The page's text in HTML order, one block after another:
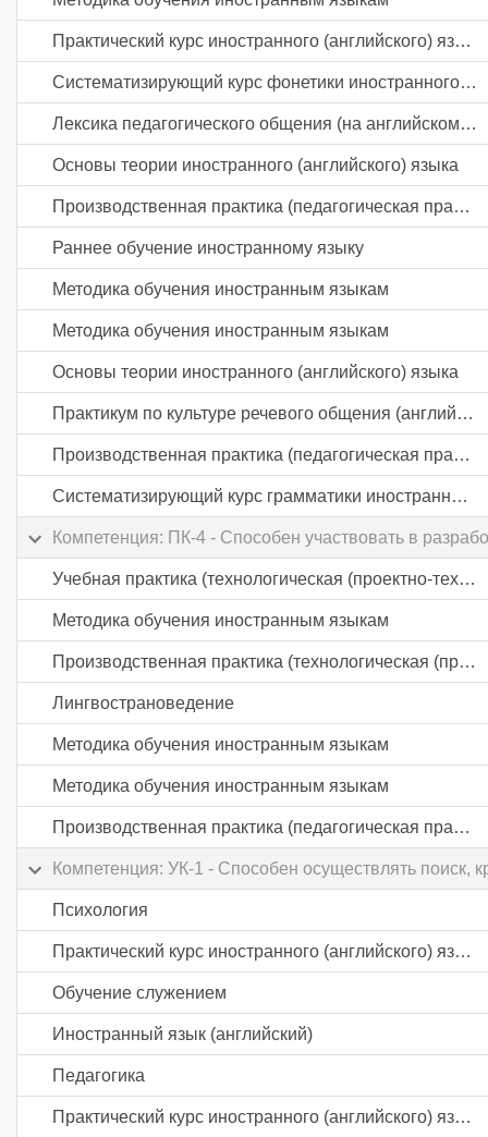
Практический курс иностранного (английского) языка
Систематизирующий курс фонетики иностранного (английского) языка
Лексика педагогического общения (на английском языке)
Основы теории иностранного (английского) языка
Производственная практика (педагогическая практика) часть 2
Раннее обучение иностранному языку
Методика обучения иностранным языкам
Методика обучения иностранным языкам
Основы теории иностранного (английского) языка
Практикум по культуре речевого общения (английский язык)
Производственная практика (педагогическая практика) часть 3
Систематизирующий курс грамматики иностранного (английского) языка
Компетенция: ПК-4 - Способен участвовать в
Учебная практика (технологическая (проектно-технологическая) практика)
Методика обучения иностранным языкам
Производственная практика (технологическая (проектно-технологическая) практика)
Лингвострановедение
Методика обучения иностранным языкам
Методика обучения иностранным языкам
Производственная практика (педагогическая практика) часть 3
Компетенция: УК-1 - Способен осуществлять поиск,
Психология
Практический курс иностранного (английского) языка
Обучение служением
Иностранный язык (английский)
Педагогика
Практический курс иностранного (английского) языка